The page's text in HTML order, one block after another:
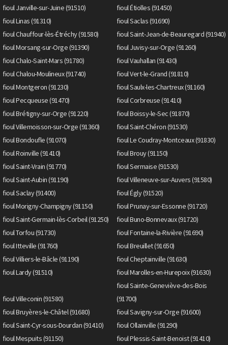
fioul Janville-sur-Juine (91510)
fioul Étiolles (91450)
fioul Linas (91310)
fioul Saclas (91690)
fioul Chauffour-lès-Étréchy (91580)
fioul Saint-Jean-de-Beauregard (91940)
fioul Morsang-sur-Orge (91390)
fioul Juvisy-sur-Orge (91260)
fioul Chalo-Saint-Mars (91780)
fioul Vauhallan (91430)
fioul Chalou-Moulineux (91740)
fioul Vert-le-Grand (91810)
fioul Montgeron (91230)
fioul Saulx-les-Chartreux (91160)
fioul Pecqueuse (91470)
fioul Corbreuse (91410)
fioul Brétigny-sur-Orge (91220)
fioul Boissy-le-Sec (91870)
fioul Villemoisson-sur-Orge (91360)
fioul Saint-Chéron (91530)
fioul Bondoufle (91070)
fioul Le Coudray-Montceaux (91830)
fioul Roinville (91410)
fioul Brouy (91150)
fioul Saint-Vrain (91770)
fioul Sermaise (91530)
fioul Saint-Aubin (91190)
fioul Villeneuve-sur-Auvers (91580)
fioul Saclay (91400)
fioul Égly (91520)
fioul Morigny-Champigny (91150)
fioul Prunay-sur-Essonne (91720)
fioul Saint-Germain-lès-Corbeil (91250)
fioul Buno-Bonnevaux (91720)
fioul Torfou (91730)
fioul Fontaine-la-Rivière (91690)
fioul Itteville (91760)
fioul Breuillet (91650)
fioul Villiers-le-Bâcle (91190)
fioul Cheptainville (91630)
fioul Lardy (91510)
fioul Marolles-en-Hurepoix (91630)
fioul Villeconin (91580)
fioul Sainte-Geneviève-des-Bois
(91700)
fioul Bruyères-le-Châtel (91680)
fioul Savigny-sur-Orge (91600)
fioul Saint-Cyr-sous-Dourdan (91410)
fioul Ollainville (91290)
fioul Mespuits (91150)
fioul Plessis-Saint-Benoist (91410)